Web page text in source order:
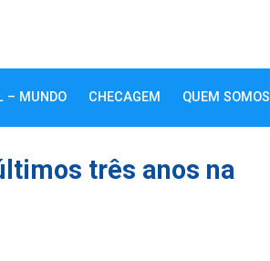
– MUNDO CHECAGEM QUEM SOMOS
três anos na